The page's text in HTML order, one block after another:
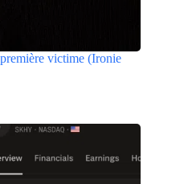
victime (Ironie